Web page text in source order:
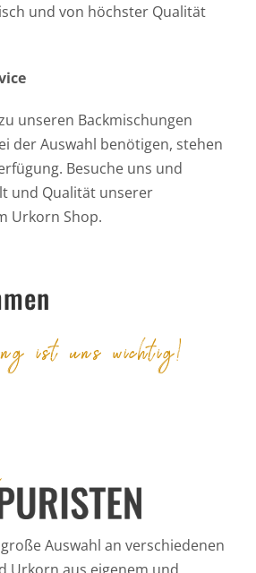
und von höchster Qualität
unseren Backmischungen
der Auswahl benötigen, stehen
Besuche uns und
und Qualität unserer
Urkorn Shop.
ist uns wichtig!
Auswahl an verschiedenen